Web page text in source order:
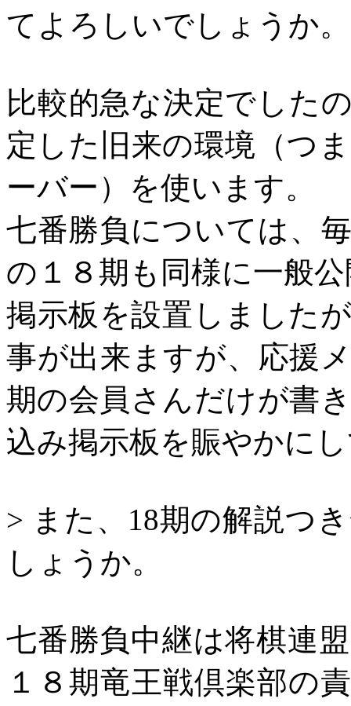
てよろしいでしょうか。
比較的急な決定でした
定した旧来の環境（つ
ーバー）を使います。
七番勝負については、
の１８期も同様に一般
掲示板を設置しました
事が出来ますが、応援
期の会員さんだけが書
込み掲示板を賑やかに
> また、 18期の解説つ
しょうか。
七番勝負中継は将棋連
１８期竜王戦倶楽部の